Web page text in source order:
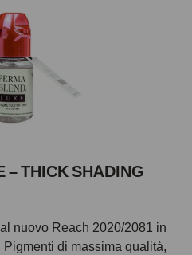
– THICK SHADING
nuovo Reach 2020/2081 in
di massima qualità,